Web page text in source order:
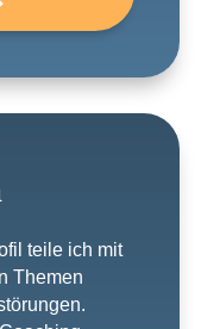
teile ich mit
Themen